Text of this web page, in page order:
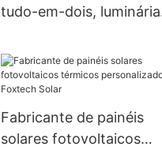
tudo-em-dois, luminária
d'água.
Fabricante de painéis
solares fotovoltaicos